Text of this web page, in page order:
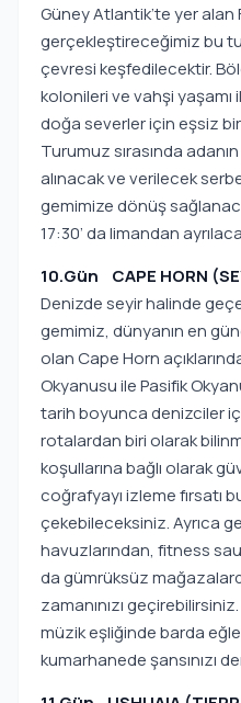
Güney Atlantik’te yer
gerçekleştireceğimiz bu
çevresi keşfedilecektir.
kolonileri ve vahşi
doğa severler için eşsiz
Turumuz sırasında
alınacak ve verilecek
gemimize dönüş
17:30’ da limandan
10.Gün CAPE HORN
Denizde seyir halinde
gemimiz, dünyanın en
olan Cape Horn
Okyanusu ile Pasifik
tarih boyunca denizciler
rotalardan biri olarak
koşullarına bağlı olarak
coğrafyayı izleme fırsatı
çekebileceksiniz. Ayrıca
havuzlarından, fitness
da gümrüksüz
zamanınızı
müzik eşliğinde barda
kumarhanede şansınızı